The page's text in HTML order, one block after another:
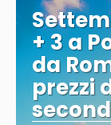
+ 3 a
da
prezzi